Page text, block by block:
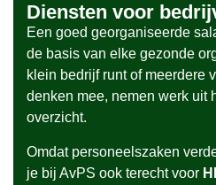
Diensten voor
Een goed georganiseerde
de basis van elke gezonde
klein bedrijf runt of meerdere
denken mee, nemen werk uit
overzicht.
Omdat personeelszaken
je bij AvPS ook terecht voor